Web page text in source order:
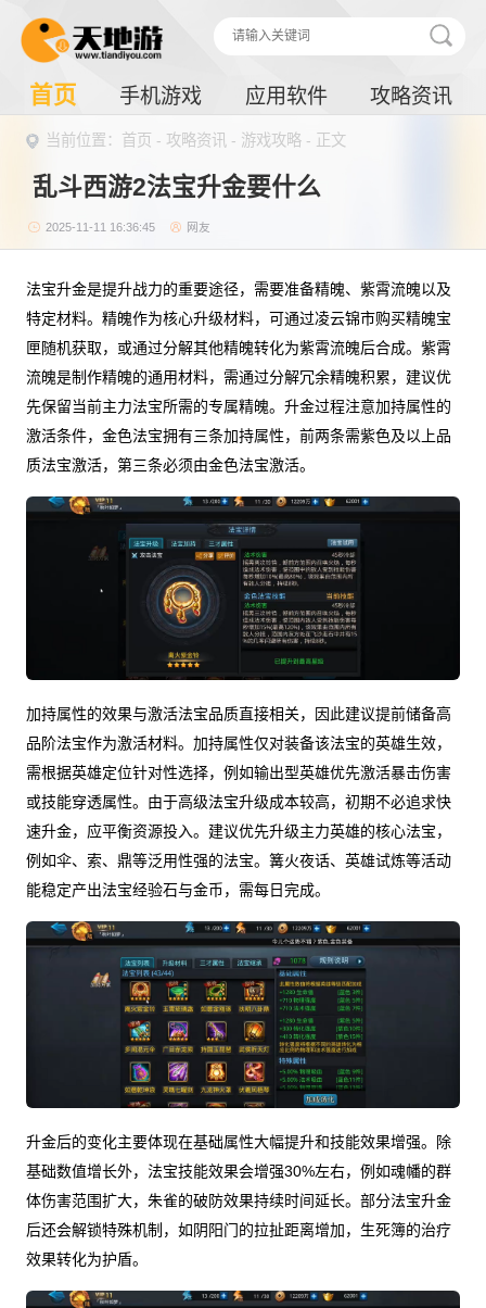
首页 手机游戏 应用软件 攻略资讯
当前位置： 首页 - 攻略资讯 - 游戏攻略 - 正文
乱斗西游2法宝升金要什么
2025-11-11 16:36:45 网友
法宝升金是提升战力的重要途径，需要准备精魄、紫霄流魄以及
特定材料。精魄作为核心升级材料，可通过凌云锦市购买精魄宝
匣随机获取，或通过分解其他精魄转化为紫霄流魄后合成。紫霄
流魄是制作精魄的通用材料，需通过分解冗余精魄积累，建议优
先保留当前主力法宝所需的专属精魄。升金过程注意加持属性的
激活条件，金色法宝拥有三条加持属性，前两条需紫色及以上品
质法宝激活，第三条必须由金色法宝激活。
加持属性的效果与激活法宝品质直接相关，因此建议提前储备高
品阶法宝作为激活材料。加持属性仅对装备该法宝的英雄生效，
需根据英雄定位针对性选择，例如输出型英雄优先激活暴击伤害
或技能穿透属性。由于高级法宝升级成本较高，初期不必追求快
速升金，应平衡资源投入。建议优先升级主力英雄的核心法宝，
例如伞、索、鼎等泛用性强的法宝。篝火夜话、英雄试炼等活动
能稳定产出法宝经验石与金币，需每日完成。
升金后的变化主要体现在基础属性大幅提升和技能效果增强。除
基础数值增长外，法宝技能效果会增强30%左右，例如魂幡的群
体伤害范围扩大，朱雀的破防效果持续时间延长。部分法宝升金
后还会解锁特殊机制，如阴阳门的拉扯距离增加，生死簿的治疗
效果转化为护盾。